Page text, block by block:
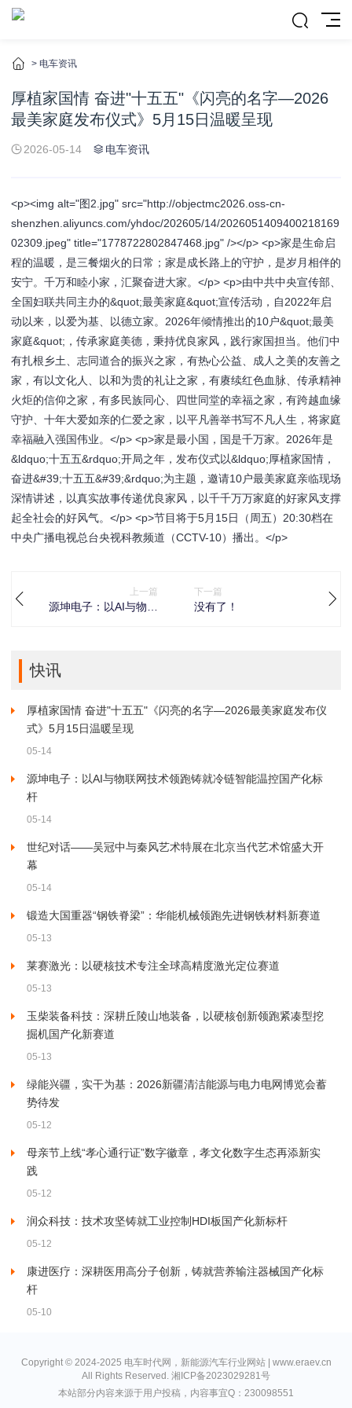
> 电车资讯
厚植家国情 奋进"十五五"《闪亮的名字—2026
最美家庭发布仪式》5月15日温暖呈现
2026-05-14 电车资讯
<p><img alt="图2.jpg" src="http://objectmc2026.oss-cn-
shenzhen.aliyuncs.com/yhdoc/202605/14/2026051409400218169
02309.jpeg" title="1778722802847468.jpg" /></p> <p>家是生命启
程的温暖，是三餐烟火的日常；家是成长路上的守护，是岁月相伴的
安宁。千万和睦小家，汇聚奋进大家。</p> <p>由中共中央宣传部、
全国妇联共同主办的&quot;最美家庭&quot;宣传活动，自2022年启
动以来，以爱为基、以德立家。2026年倾情推出的10户&quot;最美
家庭&quot;，传承家庭美德，秉持优良家风，践行家国担当。他们中
有扎根乡土、志同道合的振兴之家，有热心公益、成人之美的友善之
家，有以文化人、以和为贵的礼让之家，有赓续红色血脉、传承精神
火炬的信仰之家，有多民族同心、四世同堂的幸福之家，有跨越血缘
守护、十年大爱如亲的仁爱之家，以平凡善举书写不凡人生，将家庭
幸福融入强国伟业。</p> <p>家是最小国，国是千万家。2026年是
&ldquo;十五五&rdquo;开局之年，发布仪式以&ldquo;厚植家国情，
奋进&#39;十五五&#39;&rdquo;为主题，邀请10户最美家庭亲临现场
深情讲述，以真实故事传递优良家风，以千千万万家庭的好家风支撑
起全社会的好风气。</p> <p>节目将于5月15日（周五）20:30档在
中央广播电视总台央视科教频道（CCTV-10）播出。</p>
上一篇
源坤电子：以AI与物联
下一篇
没有了！
快讯
厚植家国情 奋进"十五五"《闪亮的名字—2026最美家庭发布仪
式》5月15日温暖呈现
05-14
源坤电子：以AI与物联网技术领跑铸就冷链智能温控国产化标
杆
05-14
世纪对话——吴冠中与秦风艺术特展在北京当代艺术馆盛大开
幕
05-14
锻造大国重器“钢铁脊梁”：华能机械领跑先进钢铁材料新赛道
05-13
莱赛激光：以硬核技术专注全球高精度激光定位赛道
05-13
玉柴装备科技：深耕丘陵山地装备，以硬核创新领跑紧凑型挖
掘机国产化新赛道
05-13
绿能兴疆，实干为基：2026新疆清洁能源与电力电网博览会蓄
势待发
05-12
母亲节上线“孝心通行证”数字徽章，孝文化数字生态再添新实
践
05-12
润众科技：技术攻坚铸就工业控制HDI板国产化新标杆
05-12
康进医疗：深耕医用高分子创新，铸就营养输注器械国产化标
杆
05-10
Copyright © 2024-2025 电车时代网，新能源汽车行业网站 | www.eraev.cn
All Rights Reserved. 湘ICP备2023029281号
本站部分内容来源于用户投稿，内容事宜Q：230098551